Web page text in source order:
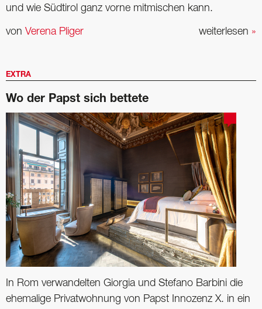
und wie Südtirol ganz vorne mitmischen kann.
weiterlesen »
von Verena Pliger
EXTRA
Wo der Papst sich bettete
In Rom verwandelten Giorgia und Stefano Barbini die
ehemalige Privatwohnung von Papst Innozenz X. in ein